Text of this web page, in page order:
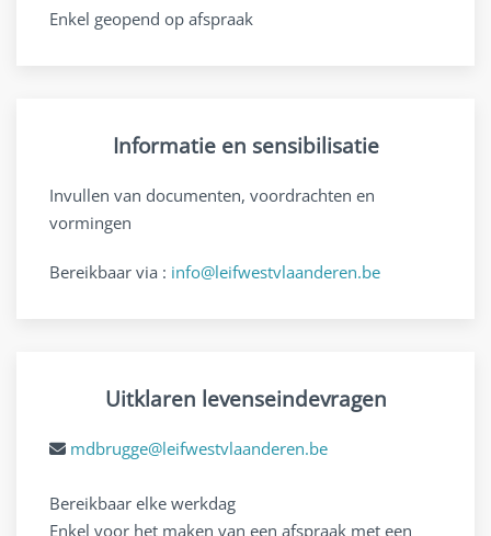
Enkel geopend op afspraak
Informatie en sensibilisatie
Invullen van documenten, voordrachten en
vormingen
Bereikbaar via : info@leifwestvlaanderen.be
Uitklaren levenseindevragen
mdbrugge@leifwestvlaanderen.be
Bereikbaar elke werkdag
Enkel voor het maken van een afspraak met een